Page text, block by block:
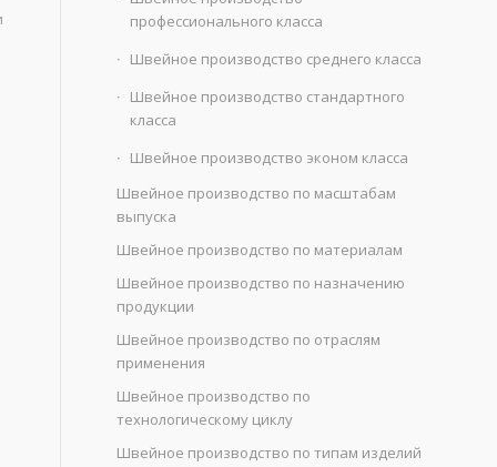
профессионального класса
Швейное производство среднего класса
Швейное производство стандартного
класса
Швейное производство эконом класса
Швейное производство по масштабам
выпуска
Швейное производство по материалам
Швейное производство по назначению
продукции
Швейное производство по отраслям
применения
Швейное производство по
технологическому циклу
Швейное производство по типам изделий